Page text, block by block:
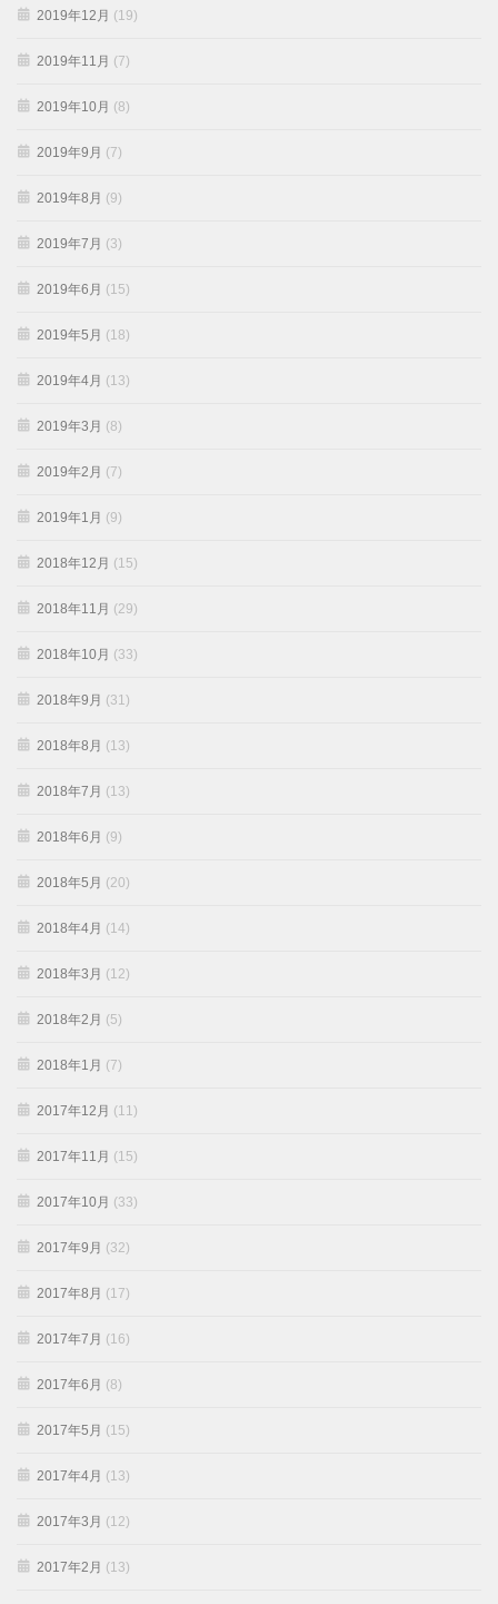
2019年12月 (19)
2019年11月 (7)
2019年10月 (8)
2019年9月 (7)
2019年8月 (9)
2019年7月 (3)
2019年6月 (15)
2019年5月 (18)
2019年4月 (13)
2019年3月 (8)
2019年2月 (7)
2019年1月 (9)
2018年12月 (15)
2018年11月 (29)
2018年10月 (33)
2018年9月 (31)
2018年8月 (13)
2018年7月 (13)
2018年6月 (9)
2018年5月 (20)
2018年4月 (14)
2018年3月 (12)
2018年2月 (5)
2018年1月 (7)
2017年12月 (11)
2017年11月 (15)
2017年10月 (33)
2017年9月 (32)
2017年8月 (17)
2017年7月 (16)
2017年6月 (8)
2017年5月 (15)
2017年4月 (13)
2017年3月 (12)
2017年2月 (13)